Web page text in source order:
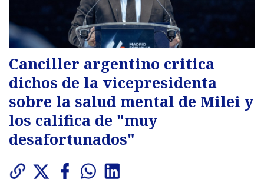
Canciller argentino critica
dichos de la vicepresidenta
sobre la salud mental de Milei y
los califica de "muy
desafortunados"